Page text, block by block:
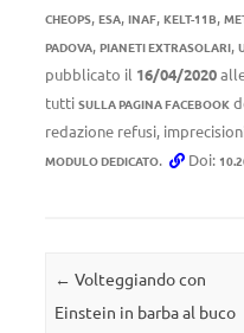
CHEOPS, ESA, INAF, KELT-11B,
PADOVA, PIANETI EXTRASOLARI,
pubblicato il 16/04/2020
tutti SULLA PAGINA FACEBOOK
redazione refusi,
MODULO DEDICATO. Doi:
Navigazione articolo
← Volteggiando con
Einstein in barba al buco